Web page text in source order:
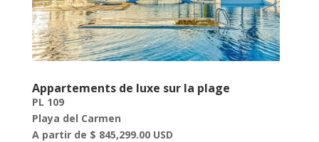
Appartements de luxe sur la plage
PL 109
Playa del Carmen
A partir de $ 845,299.00 USD